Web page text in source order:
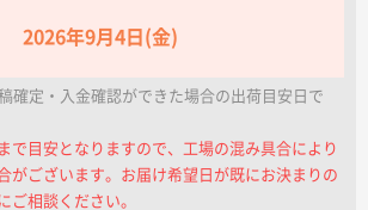
2026年9月4日(金)
確定・入金確認ができた場合の出荷目安日で
で目安となりますので、工場の混み具合により
がございます。お届け希望日が既にお決まりの
ご相談ください。